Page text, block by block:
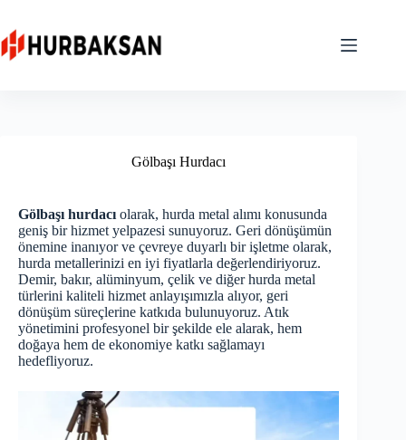
content
Gölbaşı Hurdacı
Gölbaşı hurdacı olarak, hurda metal alımı konusunda
geniş bir hizmet yelpazesi sunuyoruz. Geri dönüşümün
önemine inanıyor ve çevreye duyarlı bir işletme olarak,
hurda metallerinizi en iyi fiyatlarla değerlendiriyoruz.
Demir, bakır, alüminyum, çelik ve diğer hurda metal
türlerini kaliteli hizmet anlayışımızla alıyor, geri
dönüşüm süreçlerine katkıda bulunuyoruz. Atık
yönetimini profesyonel bir şekilde ele alarak, hem
doğaya hem de ekonomiye katkı sağlamayı
hedefliyoruz.